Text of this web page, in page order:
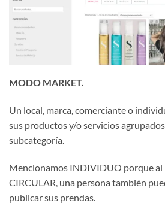
MODO MARKET.
Un local, marca, comerciante o
sus productos y/o servicios
subcategoría.
Mencionamos INDIVIDUO porque
CIRCULAR, una persona también
publicar sus prendas.